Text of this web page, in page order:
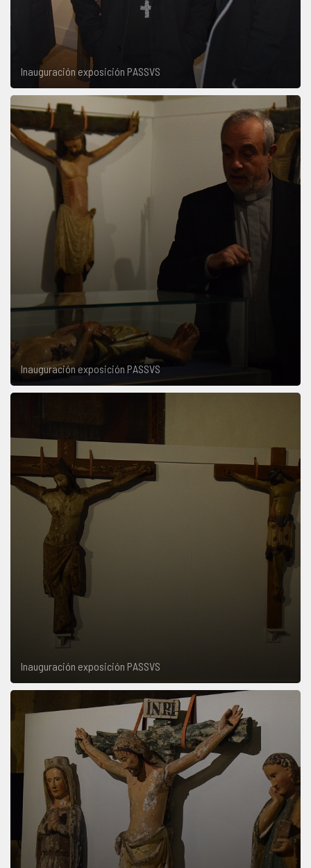
Inauguración exposición PASSVS
Inauguración exposición PASSVS
Inauguración exposición PASSVS